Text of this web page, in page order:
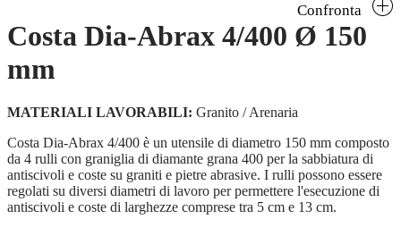
Costa Dia-Abrax 4/400 Ø 150
mm
Confronta
MATERIALI LAVORABILI: Granito / Arenaria
Costa Dia-Abrax 4/400 è un utensile di diametro 150 mm composto
da 4 rulli con graniglia di diamante grana 400 per la sabbiatura di
antiscivoli e coste su graniti e pietre abrasive. I rulli possono essere
regolati su diversi diametri di lavoro per permettere l'esecuzione di
antiscivoli e coste di larghezze comprese tra 5 cm e 13 cm.